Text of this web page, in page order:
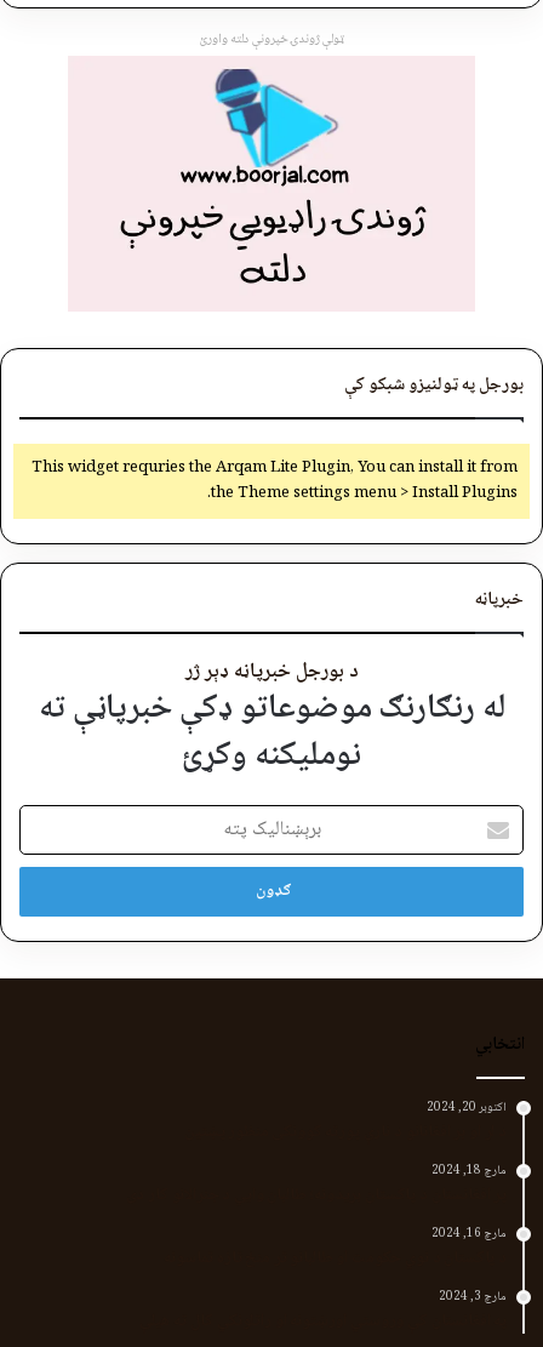
ټولې ژوندۍ خپرونې دلته واورئ
بورجل په ټولنیزو شبکو کې
This widget requries the Arqam Lite Plugin, You can install it from
the Theme settings menu > Install Plugins.
خبرپاڼه
د بورجل خبرپاڼه ډېر ژر
له رنګارنګ موضوعاتو ډکې خبرپاڼې ته
نوملیکنه وکړئ
برېښنالیک
پته
انتخابي
اکتوبر 20, 2024
مارچ 18, 2024
مارچ 16, 2024
مارچ 3, 2024